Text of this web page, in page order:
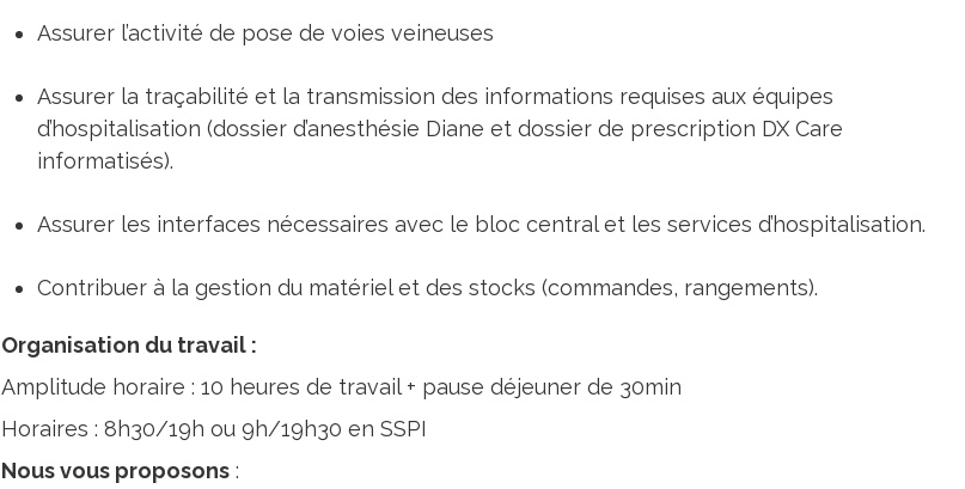
Assurer l’activité de pose de voies veineuses
Assurer la traçabilité et la transmission des informations requises aux équipes
d’hospitalisation (dossier d’anesthésie Diane et dossier de prescription DX Care
informatisés).
Assurer les interfaces nécessaires avec le bloc central et les services d’hospitalisation.
Contribuer à la gestion du matériel et des stocks (commandes, rangements).
Organisation du travail :
Amplitude horaire : 10 heures de travail + pause déjeuner de 30min
Horaires : 8h30/19h ou 9h/19h30 en SSPI
Nous vous proposons :